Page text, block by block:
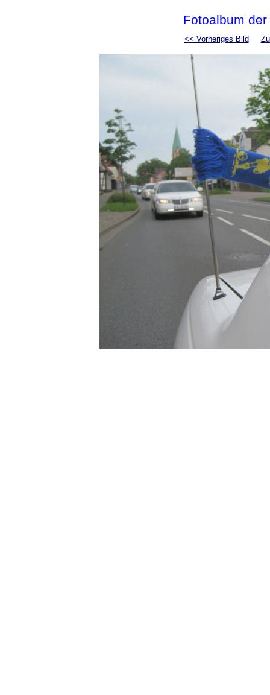
Fotoalbum
<< Vorheriges Bild